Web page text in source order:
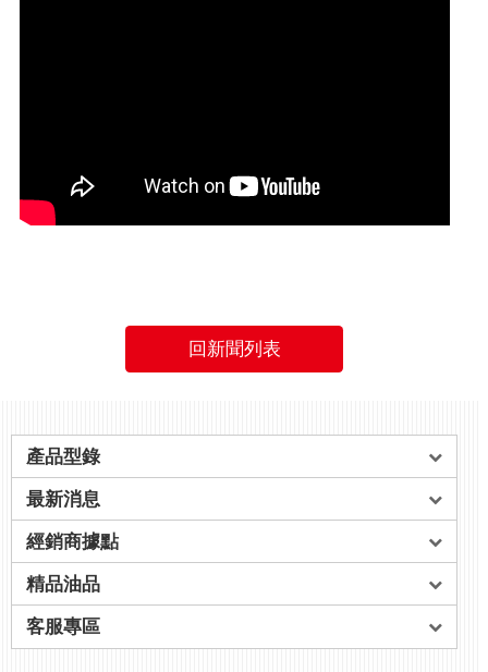
回新聞列表
產品型錄
最新消息
經銷商據點
精品油品
客服專區